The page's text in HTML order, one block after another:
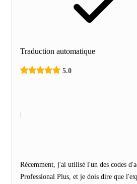
Traduction automatique
5.0
Récemment, j'ai utilisé l'un des codes
Professional Plus, et je dois dire que